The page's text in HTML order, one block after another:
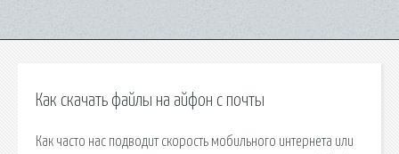
Как скачать файлы на айфон с почты
Как часто нас подводит скорость мобильного интернета или